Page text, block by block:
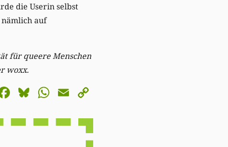
die Userin selbst
auf
für queere Menschen
woxx.
Facebook
Bluesky
WhatsApp
Email